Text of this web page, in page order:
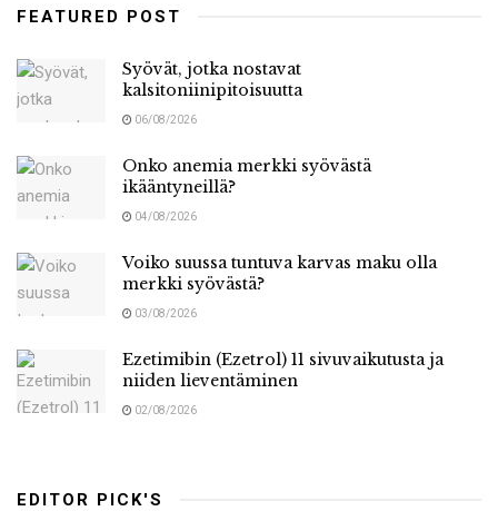
FEATURED POST
Syövät, jotka nostavat
kalsitoniinipitoisuutta
06/08/2026
Onko anemia merkki syövästä
ikääntyneillä?
04/08/2026
Voiko suussa tuntuva karvas maku olla
merkki syövästä?
03/08/2026
Ezetimibin (Ezetrol) 11 sivuvaikutusta ja
niiden lieventäminen
02/08/2026
EDITOR PICK'S